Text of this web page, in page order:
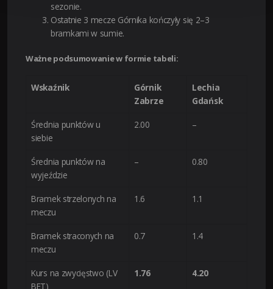
sezonie.
Ostatnie 3 mecze Górnika kończyły się 2–3
bramkami w sumie.
Ważne podsumowanie w formie tabeli:
Wskaźnik
Górnik
Zabrze
Lechia
Gdańsk
Średnia punktów u
siebie
2.00 –
Średnia punktów na
wyjeździe
– 0.80
Bramek strzelonych na
meczu
1.6 1.1
Bramek straconych na
meczu
0.7 1.4
Kurs na zwycięstwo (LV
BET)
1.76 4.20